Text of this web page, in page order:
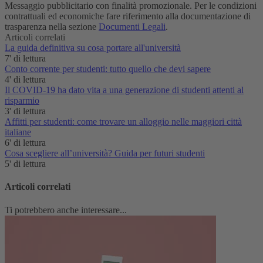
Messaggio pubblicitario con finalità promozionale. Per le condizioni
contrattuali ed economiche fare riferimento alla documentazione di
trasparenza nella sezione Documenti Legali.
Articoli correlati
La guida definitiva su cosa portare all'università
7' di lettura
Conto corrente per studenti: tutto quello che devi sapere
4' di lettura
Il COVID-19 ha dato vita a una generazione di studenti attenti al
risparmio
3' di lettura
Affitti per studenti: come trovare un alloggio nelle maggiori città
italiane
6' di lettura
Cosa scegliere all’università? Guida per futuri studenti
5' di lettura
Articoli correlati
Ti potrebbero anche interessare...